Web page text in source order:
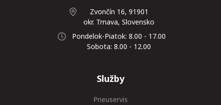
Zvončín 16, 91901
okr. Trnava, Slovensko
Pondelok-Piatok: 8.00 - 17.00
Sobota: 8.00 - 12.00
Služby
Pneuservis